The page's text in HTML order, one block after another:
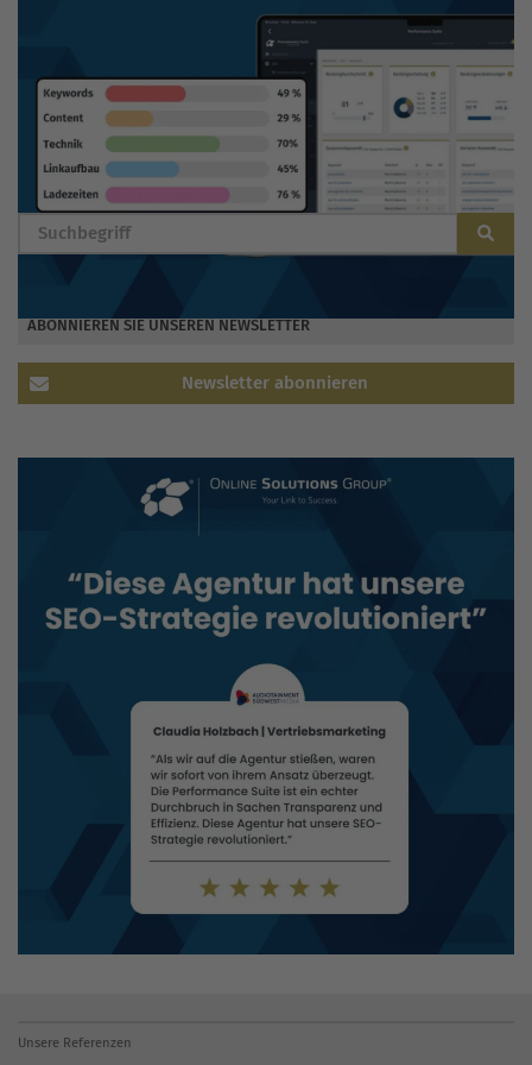
BLOG DURCHSUCHEN
ABONNIEREN SIE UNSEREN NEWSLETTER
Newsletter abonnieren
Unsere Referenzen